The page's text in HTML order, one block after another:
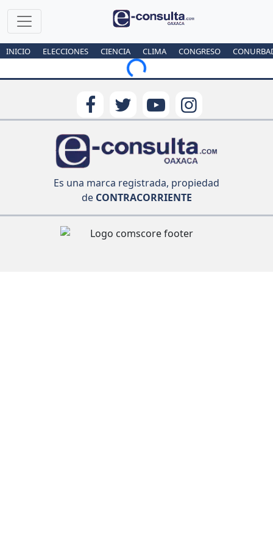
INICIO ELECCIONES CIENCIA CLIMA CONGRESO
Loading...
Es una marca registrada, propiedad
deCONTRACORRIENTE